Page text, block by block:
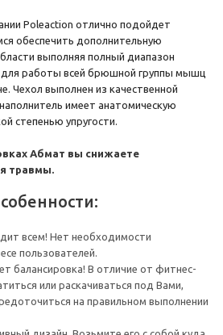
Poleaction отлично подойдет
обеспечить дополнительную
выполняя полный диапазон
работы всей брюшной группы мышц
Чехол выполнен из качественной
имеет анатомическую
степенью упругости.
Абмат вы снижаете
травмы.
всем! Нет необходимости
пользователей.
балансировка! В отличие от фитнес-
или раскачиваться под Вами,
на правильном выполнении